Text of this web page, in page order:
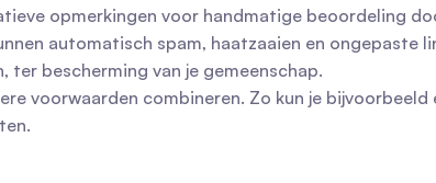
opmerkingen voor handmatige beoordeling
automatisch spam, haatzaaien en ongepaste
bescherming van je gemeenschap.
voorwaarden combineren. Zo kun je